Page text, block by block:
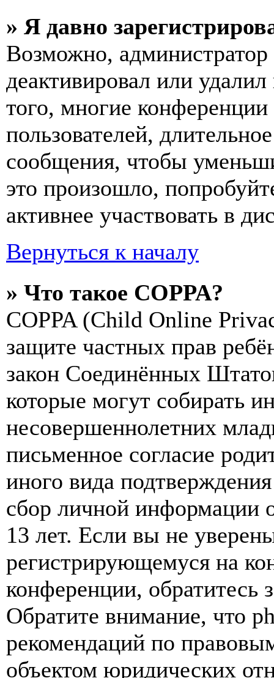
» Я давно
Возможно,
деактивировал или
того, многие
пользователей,
сообщения, чтобы
это произошло,
активнее участвовать в
Вернуться к началу
» Что такое COPPA?
COPPA (Child Online
защите частных прав
закон Соединённых
которые могут собирать
несовершеннолетних
письменное согласие
иного вида
сбор личной информации
13 лет. Если вы не
регистрирующемуся на
конференции, обратитесь
Обратите внимание, что
рекомендаций по
объектом юридических